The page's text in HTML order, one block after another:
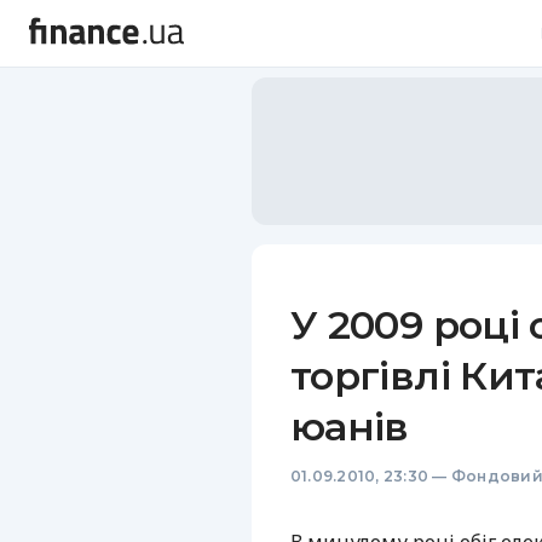
У 2009 році
торгівлі
юанів
01.09.2010, 23:30 —